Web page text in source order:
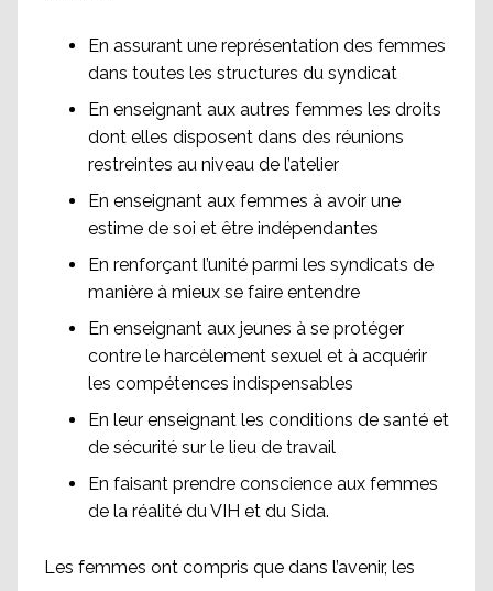
En assurant une représentation des femmes
dans toutes les structures du syndicat
En enseignant aux autres femmes les droits
dont elles disposent dans des réunions
restreintes au niveau de l’atelier
En enseignant aux femmes à avoir une
estime de soi et être indépendantes
En renforçant l’unité parmi les syndicats de
manière à mieux se faire entendre
En enseignant aux jeunes à se protéger
contre le harcèlement sexuel et à acquérir
les compétences indispensables
En leur enseignant les conditions de santé et
de sécurité sur le lieu de travail
En faisant prendre conscience aux femmes
de la réalité du VIH et du Sida.
Les femmes ont compris que dans l’avenir, les